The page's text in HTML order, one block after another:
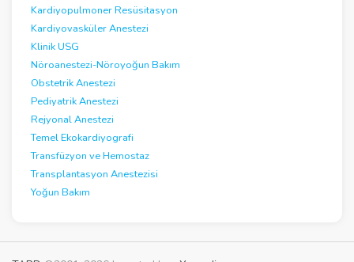
Kardiyopulmoner Resüsitasyon
Kardiyovasküler Anestezi
Klinik USG
Nöroanestezi-Nöroyoğun Bakım
Obstetrik Anestezi
Pediyatrik Anestezi
Rejyonal Anestezi
Temel Ekokardiyografi
Transfüzyon ve Hemostaz
Transplantasyon Anestezisi
Yoğun Bakım